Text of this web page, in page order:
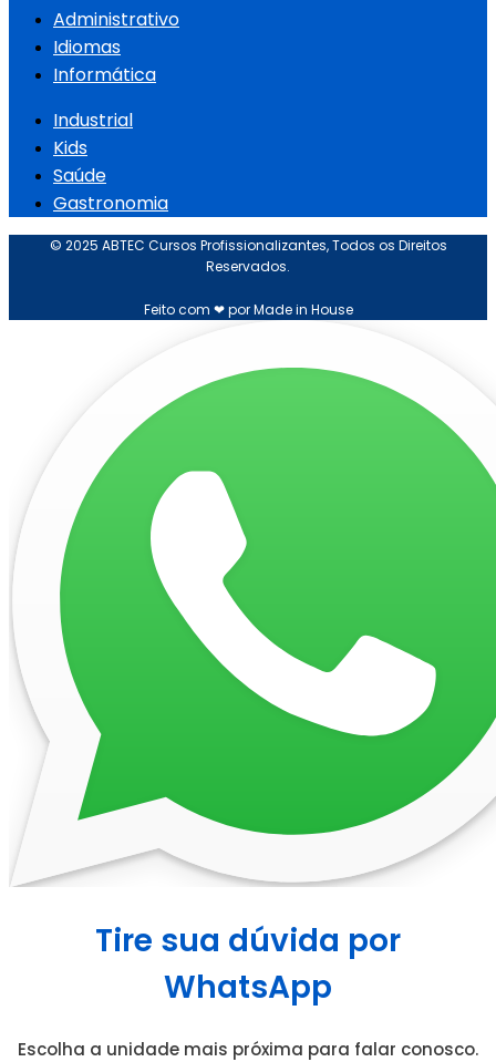
Administrativo
Idiomas
Informática
Industrial
Kids
Saúde
Gastronomia
© 2025 ABTEC Cursos Profissionalizantes, Todos os Direitos
Reservados.
Feito com ❤ por Made in House
Tire sua dúvida por
WhatsApp
Escolha a unidade mais próxima para falar conosco.